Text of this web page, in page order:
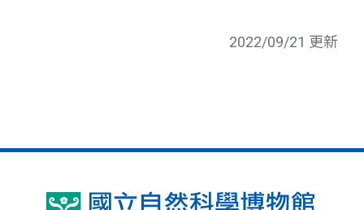
2022/09/21 更新
國